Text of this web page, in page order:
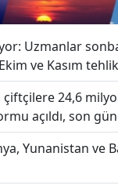
Uzmanlar
ve Kasım
24,6
açıldı, son
Yunanistan ve